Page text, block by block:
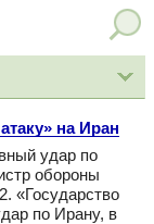
на Иран
удар по
обороны
«Государство
по Ирану, в